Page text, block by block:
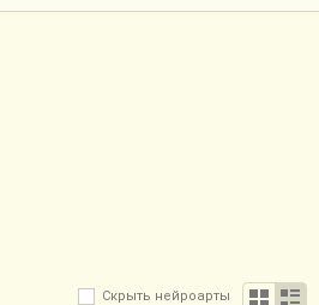
Скрыть нейроарты